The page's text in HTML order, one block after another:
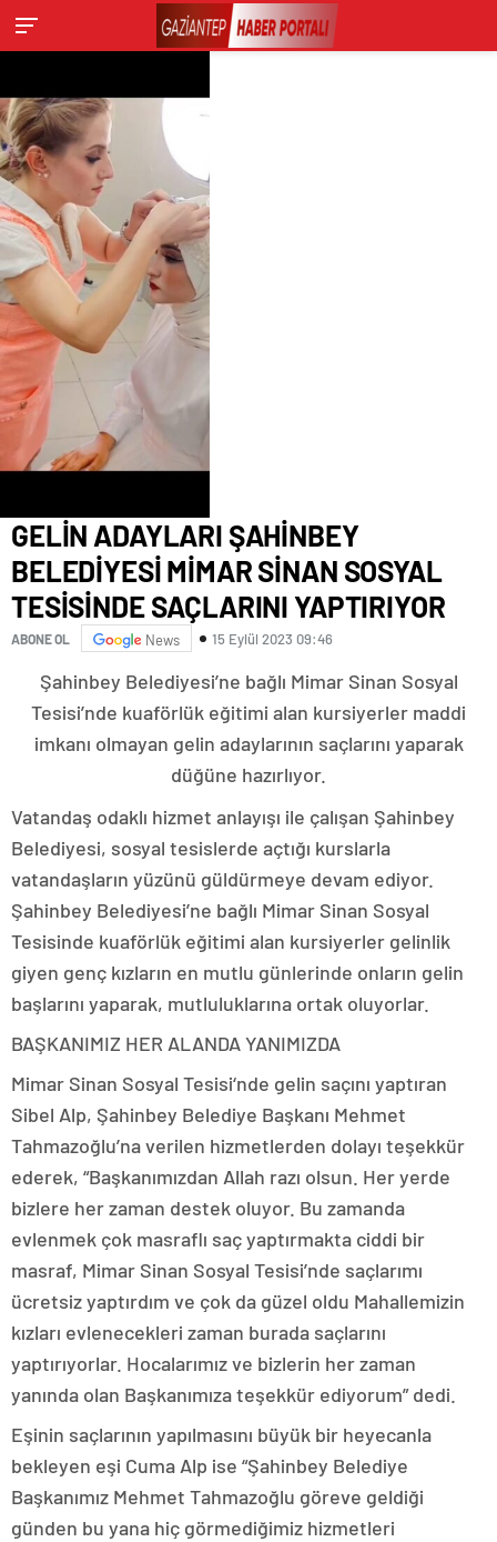
GELİN ADAYLARI ŞAHİNBEY
BELEDİYESİ MİMAR SİNAN SOSYAL
TESİSİNDE SAÇLARINI YAPTIRIYOR
ABONE OL News 15 Eylül 2023 09:46
Şahinbey Belediyesi’ne bağlı Mimar Sinan Sosyal
Tesisi’nde kuaförlük eğitimi alan kursiyerler maddi
imkanı olmayan gelin adaylarının saçlarını yaparak
düğüne hazırlıyor.
Vatandaş odaklı hizmet anlayışı ile çalışan Şahinbey
Belediyesi, sosyal tesislerde açtığı kurslarla
vatandaşların yüzünü güldürmeye devam ediyor.
Şahinbey Belediyesi’ne bağlı Mimar Sinan Sosyal
Tesisinde kuaförlük eğitimi alan kursiyerler gelinlik
giyen genç kızların en mutlu günlerinde onların gelin
başlarını yaparak, mutluluklarına ortak oluyorlar.
BAŞKANIMIZ HER ALANDA YANIMIZDA
Mimar Sinan Sosyal Tesisi‘nde gelin saçını yaptıran
Sibel Alp, Şahinbey Belediye Başkanı Mehmet
Tahmazoğlu’na verilen hizmetlerden dolayı teşekkür
ederek, “Başkanımızdan Allah razı olsun. Her yerde
bizlere her zaman destek oluyor. Bu zamanda
evlenmek çok masraflı saç yaptırmakta ciddi bir
masraf, Mimar Sinan Sosyal Tesisi’nde saçlarımı
ücretsiz yaptırdım ve çok da güzel oldu Mahallemizin
kızları evlenecekleri zaman burada saçlarını
yaptırıyorlar. Hocalarımız ve bizlerin her zaman
yanında olan Başkanımıza teşekkür ediyorum” dedi.
Eşinin saçlarının yapılmasını büyük bir heyecanla
bekleyen eşi Cuma Alp ise “Şahinbey Belediye
Başkanımız Mehmet Tahmazoğlu göreve geldiği
günden bu yana hiç görmediğimiz hizmetleri